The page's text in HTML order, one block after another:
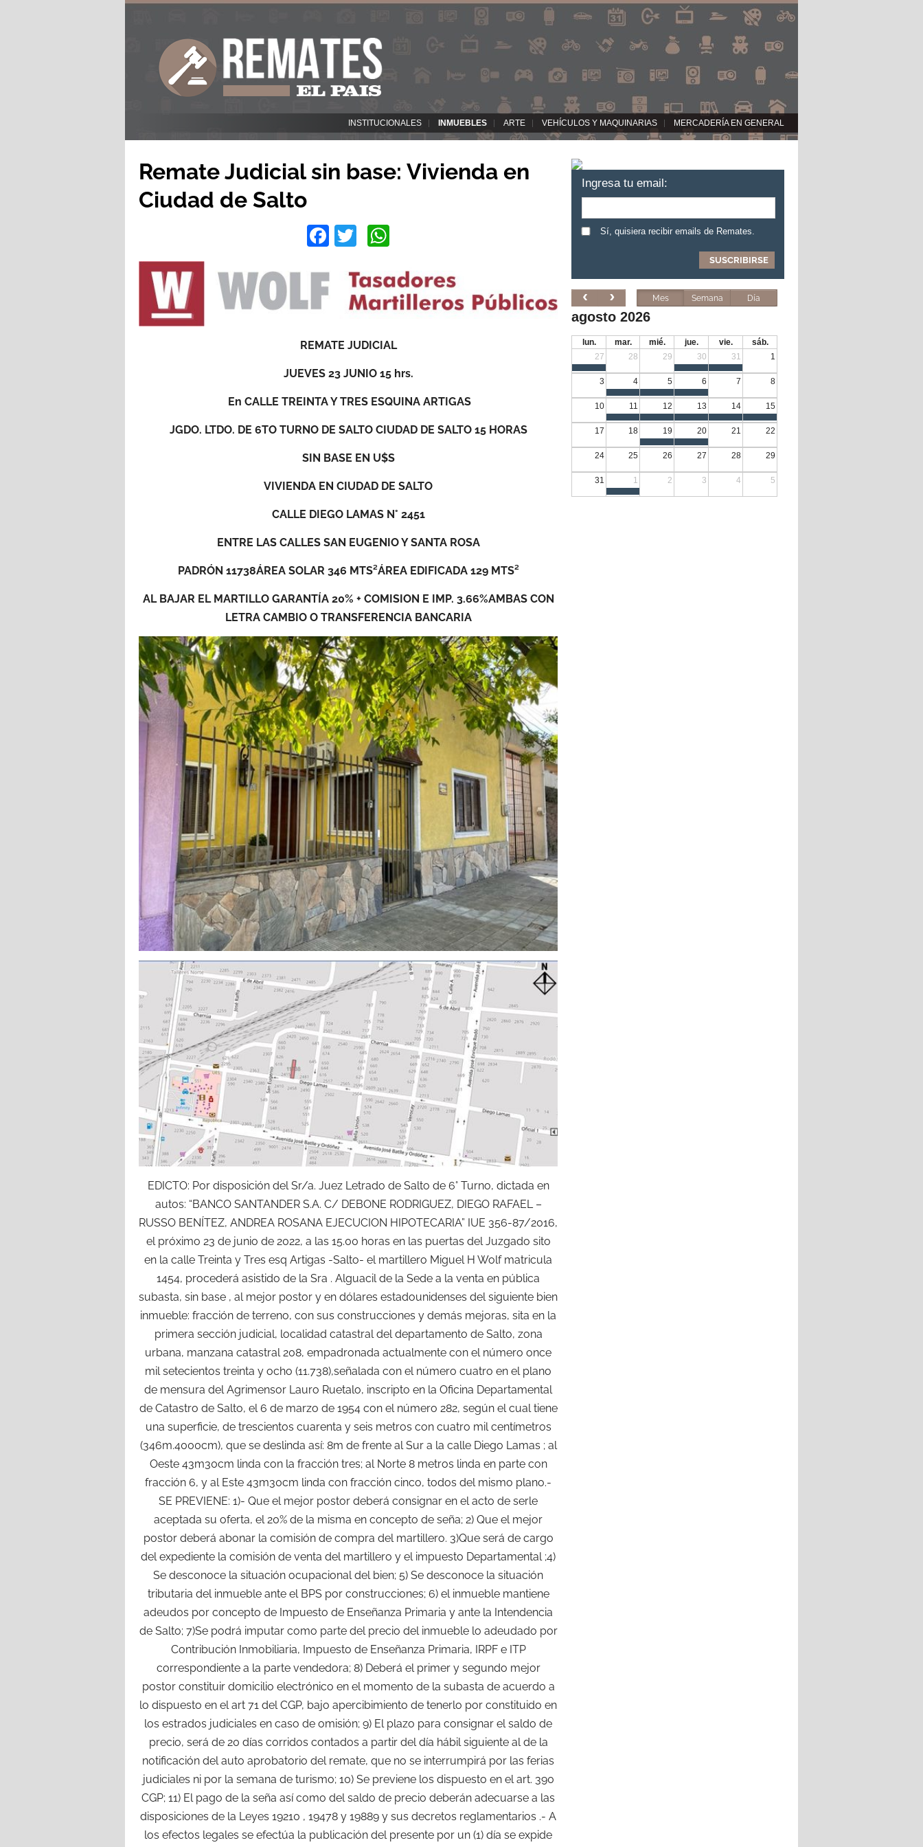
INSTITUCIONALES INMUEBLES ARTE VEHÍCULOS Y MAQUINARIAS MERCADERÍA EN GENERAL
Remate Judicial sin base: Vivienda en
Ciudad de Salto
Facebook
Twitter
REMATE JUDICIAL
JUEVES 23 JUNIO 15 hrs.
En CALLE TREINTA Y TRES ESQUINA ARTIGAS
JGDO. LTDO. DE 6TO TURNO DE SALTO CIUDAD DE SALTO 15 HORAS
SIN BASE EN U$S
VIVIENDA EN CIUDAD DE SALTO
CALLE DIEGO LAMAS N° 2451
ENTRE LAS CALLES SAN EUGENIO Y SANTA ROSA
PADRÓN 11738ÁREA SOLAR 346 MTS²ÁREA EDIFICADA 129 MTS²
AL BAJAR EL MARTILLO GARANTÍA 20% + COMISION E IMP. 3.66%AMBAS CON
LETRA CAMBIO O TRANSFERENCIA BANCARIA
EDICTO: Por disposición del Sr/a. Juez Letrado de Salto de 6° Turno, dictada en
autos: “BANCO SANTANDER S.A. C/ DEBONE RODRIGUEZ, DIEGO RAFAEL –
RUSSO BENÍTEZ, ANDREA ROSANA EJECUCION HIPOTECARIA” IUE 356-87/2016,
el próximo 23 de junio de 2022, a las 15.00 horas en las puertas del Juzgado sito
en la calle Treinta y Tres esq Artigas -Salto- el martillero Miguel H Wolf matricula
1454, procederá asistido de la Sra . Alguacil de la Sede a la venta en pública
subasta, sin base , al mejor postor y en dólares estadounidenses del siguiente bien
inmueble: fracción de terreno, con sus construcciones y demás mejoras, sita en la
primera sección judicial, localidad catastral del departamento de Salto, zona
urbana, manzana catastral 208, empadronada actualmente con el número once
mil setecientos treinta y ocho (11.738),señalada con el número cuatro en el plano
de mensura del Agrimensor Lauro Ruetalo, inscripto en la Oficina Departamental
de Catastro de Salto, el 6 de marzo de 1954 con el número 282, según el cual tiene
una superficie, de trescientos cuarenta y seis metros con cuatro mil centímetros
(346m.4000cm), que se deslinda así: 8m de frente al Sur a la calle Diego Lamas ; al
Oeste 43m30cm linda con la fracción tres; al Norte 8 metros linda en parte con
fracción 6, y al Este 43m30cm linda con fracción cinco, todos del mismo plano.-
SE PREVIENE: 1)- Que el mejor postor deberá consignar en el acto de serle
aceptada su oferta, el 20% de la misma en concepto de seña; 2) Que el mejor
postor deberá abonar la comisión de compra del martillero. 3)Que será de cargo
del expediente la comisión de venta del martillero y el impuesto Departamental ;4)
Se desconoce la situación ocupacional del bien; 5) Se desconoce la situación
tributaria del inmueble ante el BPS por construcciones; 6) el inmueble mantiene
adeudos por concepto de Impuesto de Enseñanza Primaria y ante la Intendencia
de Salto; 7)Se podrá imputar como parte del precio del inmueble lo adeudado por
Contribución Inmobiliaria, Impuesto de Enseñanza Primaria, IRPF e ITP
correspondiente a la parte vendedora; 8) Deberá el primer y segundo mejor
postor constituir domicilio electrónico en el momento de la subasta de acuerdo a
lo dispuesto en el art 71 del CGP, bajo apercibimiento de tenerlo por constituido en
los estrados judiciales en caso de omisión; 9) El plazo para consignar el saldo de
precio, será de 20 días corridos contados a partir del día hábil siguiente al de la
notificación del auto aprobatorio del remate, que no se interrumpirá por las ferias
judiciales ni por la semana de turismo; 10) Se previene los dispuesto en el art. 390
CGP; 11) El pago de la seña así como del saldo de precio deberán adecuarse a las
disposiciones de la Leyes 19210 , 19478 y 19889 y sus decretos reglamentarios .- A
los efectos legales se efectúa la publicación del presente por un (1) día se expide
Ingresa tu email:
Sí, quisiera recibir emails de Remates.
Mes Semana Día
agosto 2026
lun. mar. mié. jue. vie.
sáb.
27
28 29 30 31 1
3 4 5 6 7 8
10 11 12 13 14 15
17 18 19 20 21 22
24 25 26 27 28 29
31 1 2 3 4 5